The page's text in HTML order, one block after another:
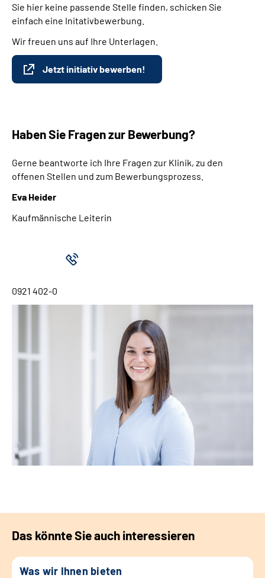
Sie hier keine passende Stelle finden, schicken Sie
einfach eine Initativbewerbung.
Wir freuen uns auf Ihre Unterlagen.
Jetzt initiativ bewerben!
Haben Sie Fragen zur Bewerbung?
Gerne beantworte ich Ihre Fragen zur Klinik, zu den
offenen Stellen und zum Bewerbungsprozess.
Eva Heider
Kaufmännische Leiterin
0921 402-0
Das könnte Sie auch interessieren
Was wir Ihnen bieten